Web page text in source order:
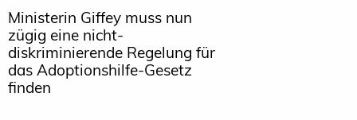
Ministerin Giffey muss nun
zügig eine nicht-
diskriminierende Regelung für
das Adoptionshilfe-Gesetz
finden